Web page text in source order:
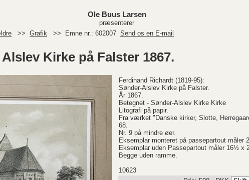
Ole Buus Larsen
præsenterer
>> Grafik >> Emne nr.: 602007 Send os en E-mail
Kirke på Falster 1867.
Ferdinand Richardt (1819-95):
Sønder-Alslev Kirke på Falster.
År 1867.
Betegnet - Sønder-Alslev Kirke Kirke
Litografi på papir.
Fra værket "Danske kirker, Slotte,
68.
Nr. 9 på mindre øer.
Eksemplar monteret på passepartout måler
Eksemplar uden Passepartout måler 16½ x
Begge uden ramme.
10623